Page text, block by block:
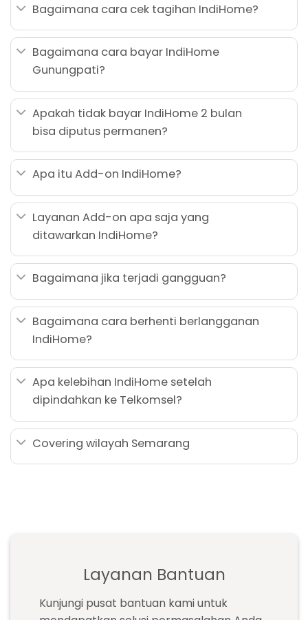
Bagaimana cara cek tagihan IndiHome?
Bagaimana cara bayar IndiHome
Gunungpati?
Apakah tidak bayar IndiHome 2 bulan
bisa diputus permanen?
Apa itu Add-on IndiHome?
Layanan Add-on apa saja yang
ditawarkan IndiHome?
Bagaimana jika terjadi gangguan?
Bagaimana cara berhenti berlangganan
IndiHome?
Apa kelebihan IndiHome setelah
dipindahkan ke Telkomsel?
Covering wilayah Semarang
Layanan Bantuan
Kunjungi pusat bantuan kami untuk